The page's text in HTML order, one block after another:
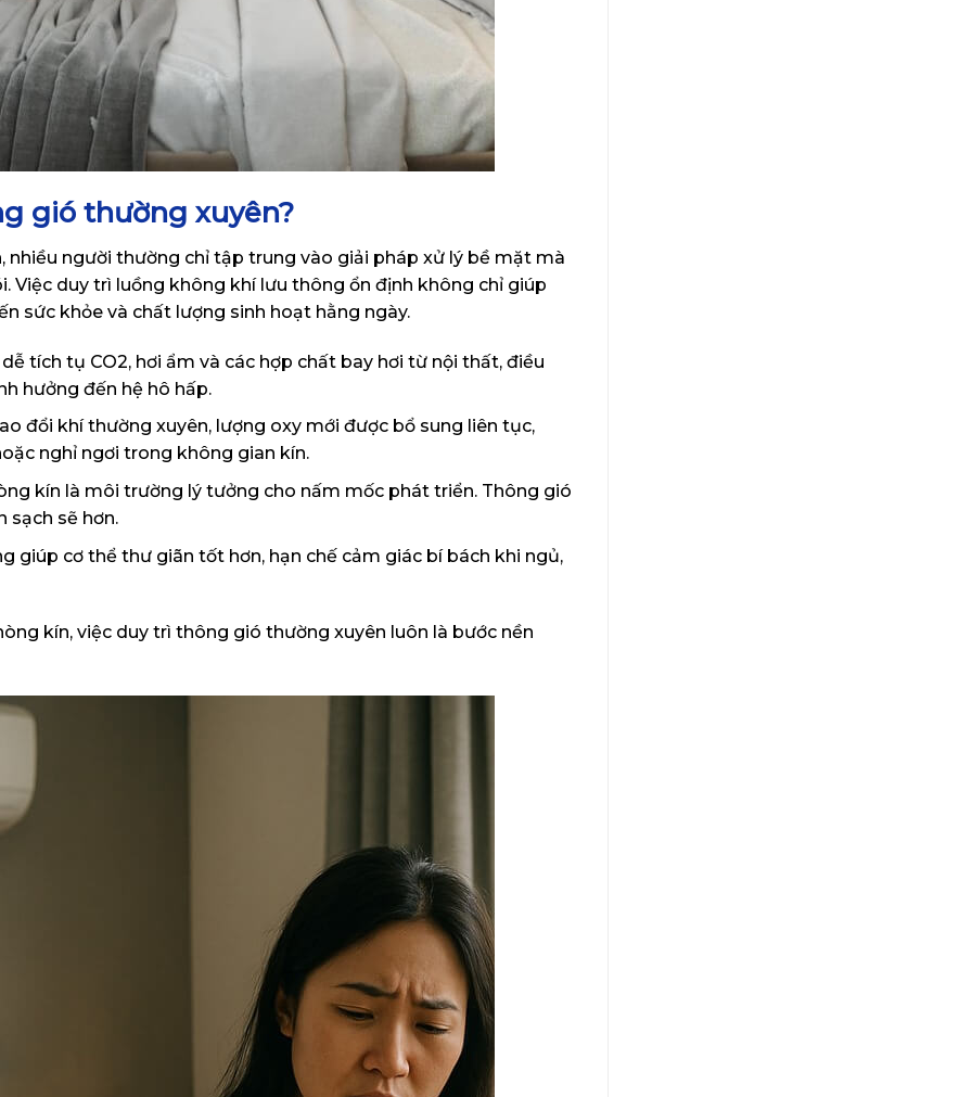
gió thường xuyên?
người thường chỉ tập trung vào giải pháp xử lý bề mặt mà
duy trì luồng không khí lưu thông ổn định không chỉ giúp
sức khỏe và chất lượng sinh hoạt hằng ngày.
tích tụ CO2, hơi ẩm và các hợp chất bay hơi từ nội thất, điều
hưởng đến hệ hô hấp.
đổi khí thường xuyên, lượng oxy mới được bổ sung liên tục,
nghỉ ngơi trong không gian kín.
kín là môi trường lý tưởng cho nấm mốc phát triển. Thông gió
sạch sẽ hơn.
giúp cơ thể thư giãn tốt hơn, hạn chế cảm giác bí bách khi ngủ,
kín, việc duy trì thông gió thường xuyên luôn là bước nền